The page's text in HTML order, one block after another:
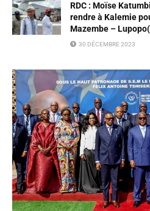
RDC : Moïse
rendre à Kalemie
Mazembe –
30 DÉCEMBRE 2023